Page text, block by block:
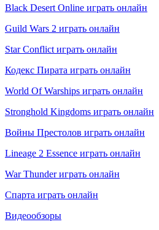
Black Desert Online играть онлайн
Guild Wars 2 играть онлайн
Star Conflict играть онлайн
Кодекс Пирата играть онлайн
World Of Warships играть онлайн
Stronghold Kingdoms играть онлайн
Войны Престолов играть онлайн
Lineage 2 Essence играть онлайн
War Thunder играть онлайн
Спарта играть онлайн
Видеообзоры